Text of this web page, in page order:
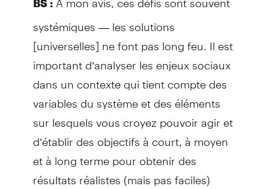
BS :
systémiques — les solutions
[universelles] ne font pas long feu. Il est
important d’analyser les enjeux sociaux
dans un contexte qui tient compte des
variables du système et des éléments
sur lesquels vous croyez pouvoir agir et
d’établir des objectifs à court, à moyen
et à long terme pour obtenir des
résultats réalistes (mais pas faciles)